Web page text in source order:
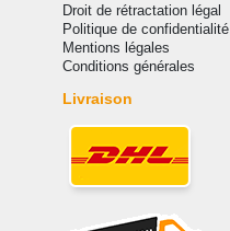
Droit de rétractation légal
Politique de confidentialité
Mentions légales
Conditions générales
Livraison